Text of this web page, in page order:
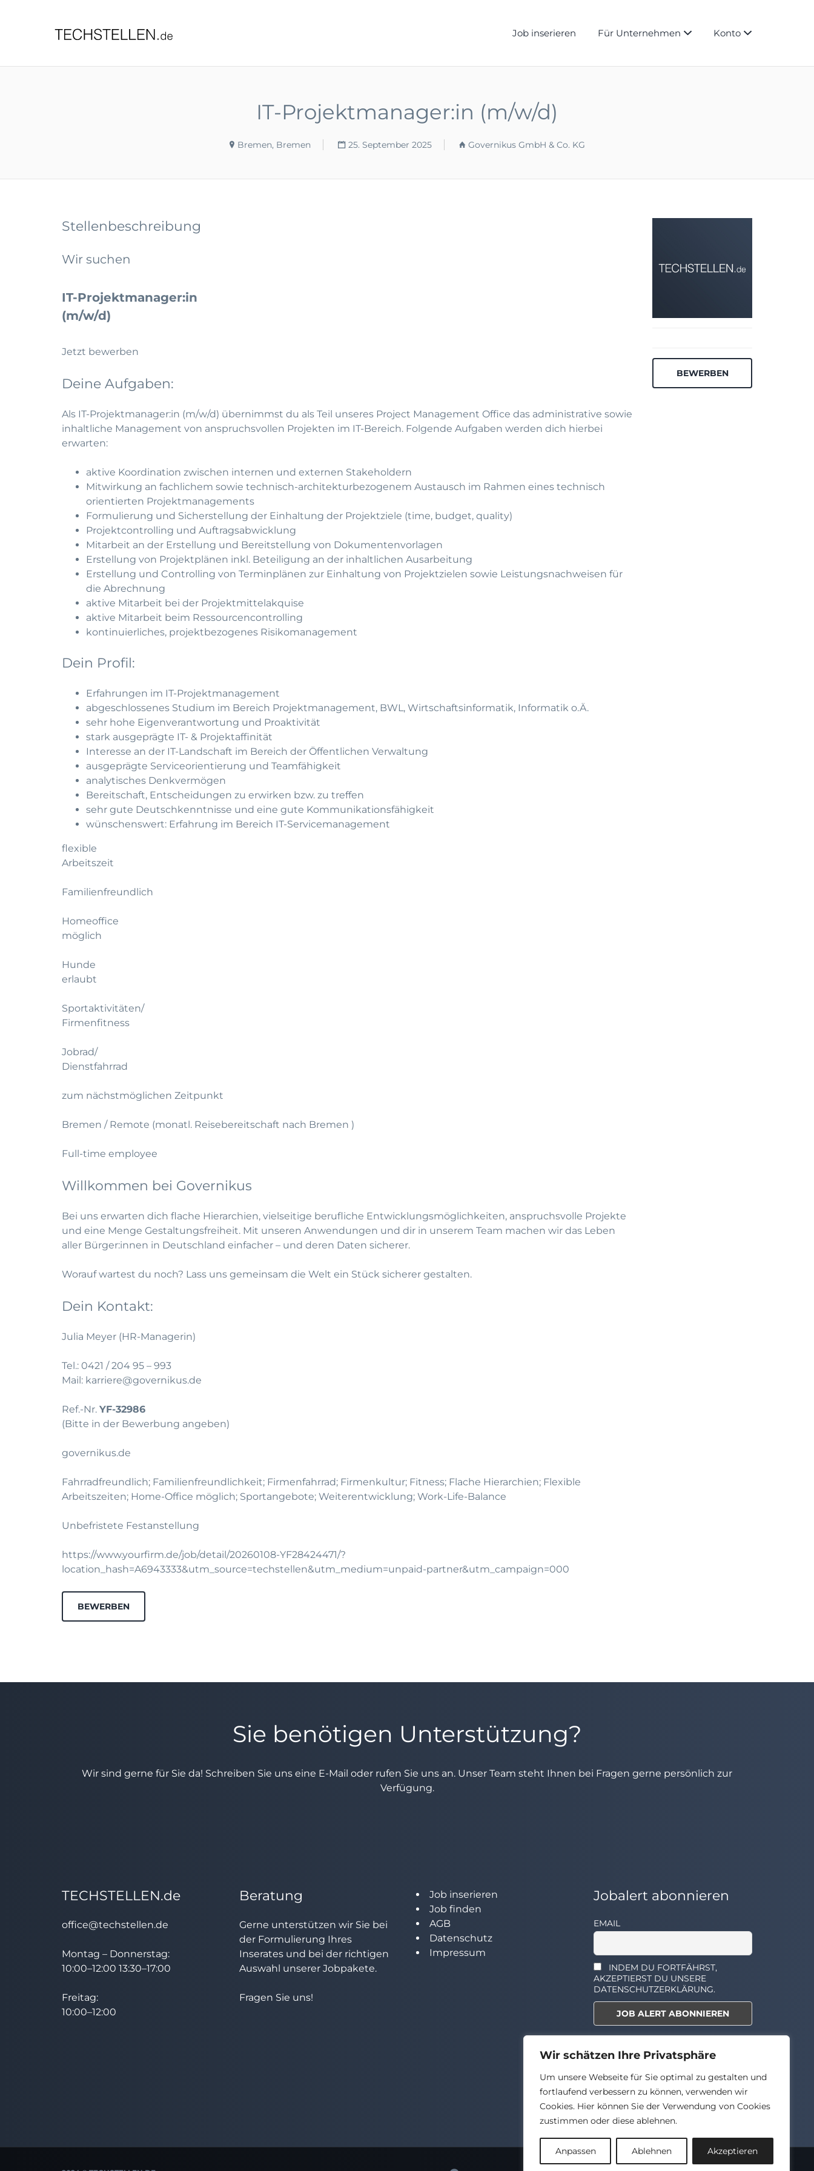
Wir schätzen Ihre Privatsphäre
Um unsere Webseite für Sie optimal zu gestalten und
fortlaufend verbessern zu können, verwenden wir
Cookies. Hier können Sie der Verwendung von Cookies
zustimmen oder diese ablehnen.
Anpassen Ablehnen Akzeptieren
Job inserieren Für Unternehmen Konto
IT-Projektmanager:in (m/w/d)
Bremen, Bremen 25. September 2025 Governikus GmbH & Co. KG
Stellenbeschreibung
Wir suchen
IT-Projektmanager:in
(m/w/d)
Jetzt bewerben
Deine Aufgaben:
Als IT-Projektmanager:in (m/w/d) übernimmst du als Teil unseres Project Management Office das administrative sowie
inhaltliche Management von anspruchsvollen Projekten im IT-Bereich. Folgende Aufgaben werden dich hierbei
erwarten:
aktive Koordination zwischen internen und externen Stakeholdern
Mitwirkung an fachlichem sowie technisch-architekturbezogenem Austausch im Rahmen eines technisch
orientierten Projektmanagements
Formulierung und Sicherstellung der Einhaltung der Projektziele (time, budget, quality)
Projektcontrolling und Auftragsabwicklung
Mitarbeit an der Erstellung und Bereitstellung von Dokumentenvorlagen
Erstellung von Projektplänen inkl. Beteiligung an der inhaltlichen Ausarbeitung
Erstellung und Controlling von Terminplänen zur Einhaltung von Projektzielen sowie Leistungsnachweisen für
die Abrechnung
aktive Mitarbeit bei der Projektmittelakquise
aktive Mitarbeit beim Ressourcencontrolling
kontinuierliches, projektbezogenes Risikomanagement
Dein Profil:
Erfahrungen im IT-Projektmanagement
abgeschlossenes Studium im Bereich Projektmanagement, BWL, Wirtschaftsinformatik, Informatik o.Ä.
sehr hohe Eigenverantwortung und Proaktivität
stark ausgeprägte IT- & Projektaffinität
Interesse an der IT-Landschaft im Bereich der Öffentlichen Verwaltung
ausgeprägte Serviceorientierung und Teamfähigkeit
analytisches Denkvermögen
Bereitschaft, Entscheidungen zu erwirken bzw. zu treffen
sehr gute Deutschkenntnisse und eine gute Kommunikationsfähigkeit
wünschenswert: Erfahrung im Bereich IT-Servicemanagement
flexible
Arbeitszeit
Familienfreundlich
Homeoffice
möglich
Hunde
erlaubt
Sportaktivitäten/
Firmenfitness
Jobrad/
Dienstfahrrad
zum nächstmöglichen Zeitpunkt
Bremen / Remote (monatl. Reisebereitschaft nach Bremen )
Full-time employee
Willkommen bei Governikus
Bei uns erwarten dich flache Hierarchien, vielseitige berufliche Entwicklungsmöglichkeiten, anspruchsvolle Projekte
und eine Menge Gestaltungsfreiheit. Mit unseren Anwendungen und dir in unserem Team machen wir das Leben
aller Bürger:innen in Deutschland einfacher – und deren Daten sicherer.
Worauf wartest du noch? Lass uns gemeinsam die Welt ein Stück sicherer gestalten.
Dein Kontakt:
Julia Meyer (HR-Managerin)
Tel.: 0421 / 204 95 – 993
Mail: karriere@governikus.de
Ref.-Nr. YF-32986
(Bitte in der Bewerbung angeben)
governikus.de
Fahrradfreundlich; Familienfreundlichkeit; Firmenfahrrad; Firmenkultur; Fitness; Flache Hierarchien; Flexible
Arbeitszeiten; Home-Office möglich; Sportangebote; Weiterentwicklung; Work-Life-Balance
Unbefristete Festanstellung
https://www.yourfirm.de/job/detail/20260108-YF28424471/?
location_hash=A6943333&utm_source=techstellen&utm_medium=unpaid-partner&utm_campaign=000
BEWERBEN
BEWERBEN
Sie benötigen Unterstützung?
Wir sind gerne für Sie da! Schreiben Sie uns eine E-Mail oder rufen Sie uns an. Unser Team steht Ihnen bei Fragen gerne persönlich zur
Verfügung.
TECHSTELLEN.de
office@techstellen.de
Montag – Donnerstag:
10:00–12:00 13:30–17:00
Freitag:
10:00–12:00
Beratung
Gerne unterstützen wir Sie bei
der Formulierung Ihres
Inserates und bei der richtigen
Auswahl unserer Jobpakete.
Fragen Sie uns!
Job inserieren
Job finden
AGB
Datenschutz
Impressum
Jobalert abonnieren
EMAIL
INDEM DU FORTFÄHRST,
AKZEPTIERST DU UNSERE
DATENSCHUTZERKLÄRUNG.
Select the widget you want to